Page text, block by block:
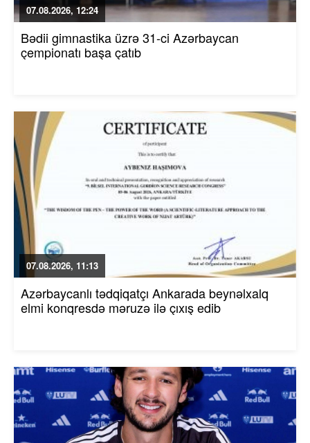
07.08.2026, 12:24
Bədii gimnastika üzrə 31-ci Azərbaycan
çempionatı başa çatıb
07.08.2026, 11:13
Azərbaycanlı tədqiqatçı Ankarada beynəlxalq
elmi konqresdə məruzə ilə çıxış edib